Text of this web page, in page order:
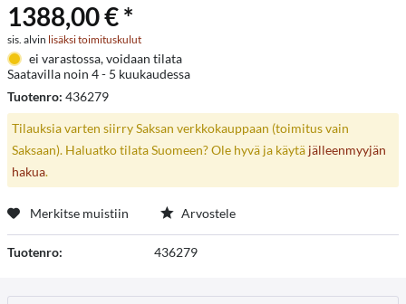
1388,00 € *
sis. alvin lisäksi toimituskulut
ei varastossa, voidaan tilata
Saatavilla noin 4 - 5 kuukaudessa
Tuotenro: 436279
Tilauksia varten siirry Saksan verkkokauppaan (toimitus vain
Saksaan). Haluatko tilata Suomeen? Ole hyvä ja käytä jälleenmyyjän
hakua.
Merkitse muistiin Arvostele
Tuotenro: 436279